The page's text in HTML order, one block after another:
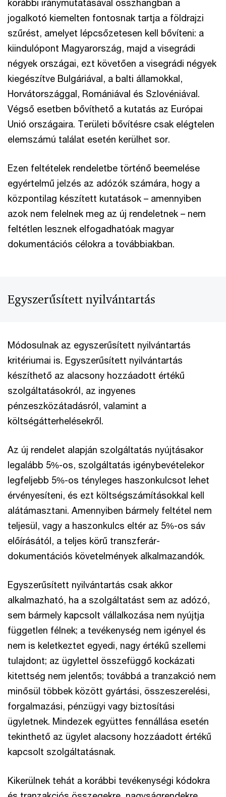
korábbi iránymutatásával összhangban a
jogalkotó kiemelten fontosnak tartja a földrajzi
szűrést, amelyet lépcsőzetesen kell bővíteni: a
kiindulópont Magyarország, majd a visegrádi
négyek országai, ezt követően a visegrádi négyek
kiegészítve Bulgáriával, a balti államokkal,
Horvátországgal, Romániával és Szlovéniával.
Végső esetben bővíthető a kutatás az Európai
Unió országaira. Területi bővítésre csak elégtelen
elemszámú találat esetén kerülhet sor.
Ezen feltételek rendeletbe történő beemelése
egyértelmű jelzés az adózók számára, hogy a
központilag készített kutatások – amennyiben
azok nem felelnek meg az új rendeletnek – nem
feltétlen lesznek elfogadhatóak magyar
dokumentációs célokra a továbbiakban.
Egyszerűsített nyilvántartás
Módosulnak az egyszerűsített nyilvántartás
kritériumai is. Egyszerűsített nyilvántartás
készíthető az alacsony hozzáadott értékű
szolgáltatásokról, az ingyenes
pénzeszközátadásról, valamint a
költségátterhelésekről.
Az új rendelet alapján szolgáltatás nyújtásakor
legalább 5%-os, szolgáltatás igénybevételekor
legfeljebb 5%-os tényleges haszonkulcsot lehet
érvényesíteni, és ezt költségszámításokkal kell
alátámasztani. Amennyiben bármely feltétel nem
teljesül, vagy a haszonkulcs eltér az 5%-os sáv
előírásától, a teljes körű transzferár-
dokumentációs követelmények alkalmazandók.
Egyszerűsített nyilvántartás csak akkor
alkalmazható, ha a szolgáltatást sem az adózó,
sem bármely kapcsolt vállalkozása nem nyújtja
független félnek; a tevékenység nem igényel és
nem is keletkeztet egyedi, nagy értékű szellemi
tulajdont; az ügylettel összefüggő kockázati
kitettség nem jelentős; továbbá a tranzakció nem
minősül többek között gyártási, összeszerelési,
forgalmazási, pénzügyi vagy biztosítási
ügyletnek. Mindezek együttes fennállása esetén
tekinthető az ügylet alacsony hozzáadott értékű
kapcsolt szolgáltatásnak.
Kikerülnek tehát a korábbi tevékenységi kódokra